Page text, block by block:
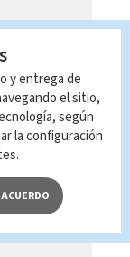
Paula
y entrega de
el sitio,
según
la configuración